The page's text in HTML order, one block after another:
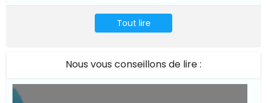
Tout lire
Nous vous conseillons de lire :